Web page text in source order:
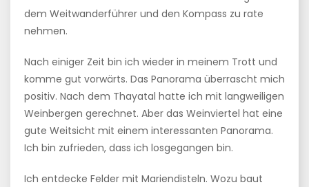
dem Weitwanderführer und den Kompass zu rate
nehmen.
Nach einiger Zeit bin ich wieder in meinem Trott und
komme gut vorwärts. Das Panorama überrascht mich
positiv. Nach dem Thayatal hatte ich mit langweiligen
Weinbergen gerechnet. Aber das Weinviertel hat eine
gute Weitsicht mit einem interessanten Panorama.
Ich bin zufrieden, dass ich losgegangen bin.
Ich entdecke Felder mit Mariendisteln. Wozu baut